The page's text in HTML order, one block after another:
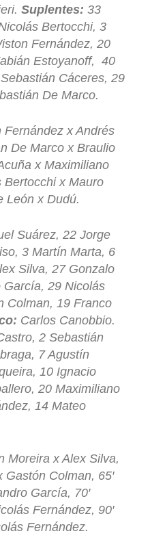
Suplentes: 33
Bertocchi, 3
Fernández, 20
Estoyanoff, 40
Cáceres, 29
De Marco.
Fernández x Andrés
De Marco x Braulio
x Maximiliano
Bertocchi x Mauro
León x Dudú.
Suárez, 22 Jorge
3 Martín Marta, 6
Silva, 27 Gonzalo
García, 29 Nicolás
Colman, 19 Franco
Carlos Canobbio.
2 Sebastián
7 Agustín
10 Ignacio
20 Maximiliano
14 Mateo
Moreira x Alex Silva,
Gastón Colman, 65′
García, 70′
Fernández, 90′
Fernández.